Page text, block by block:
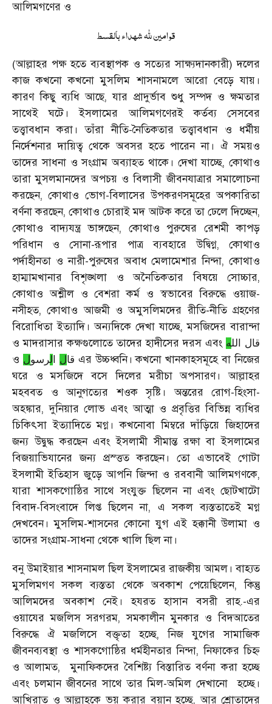
আলিমগণের ও
قوامين لله شهداء بالقسط
(আল্লাহর পক্ষ হতে ব্যবস্থাপক ও সত্যের সাক্ষ্যদানকারী) দলের
কাজ কখনো কখনো মুসলিম শাসনামলে আরো বেড়ে যায়।
কারণ কিছু ব্যধি আছে, যার প্রাদুর্ভাব শুধু সম্পদ ও ক্ষমতার
সাথেই ঘটে। ইসলামের আলিমগণেরই কর্তব্য সেসবের
তত্ত্বাবধান করা। তাঁরা নীতি-নৈতিকতার তত্ত্বাবধান ও ধর্মীয়
নির্দেশনার দায়িত্ব থেকে অবসর হতে পারেন না। ঐ সময়ও
তাদের সাধনা ও সংগ্রাম অব্যাহত থাকে। দেখা যাচ্ছে, কোথাও
তারা মুসলমানদের অপচয় ও বিলাসী জীবনযাত্রার সমালোচনা
করছেন, কোথাও ভোগ-বিলাসের উপকরণসমূহের অপকারিতা
বর্ণনা করছেন, কোথাও চোরাই মদ আটক করে তা ঢেলে দিচ্ছেন,
কোথাও বাদ্যযন্ত্র ভাঙ্গছেন, কোথাও পুরুষের রেশমী কাপড়
পরিধান ও সোনা-রূপার পাত্র ব্যবহারে উদ্বিগ্ন, কোথাও
পর্দাহীনতা ও নারী-পুরুষের অবাধ মেলামেশার নিন্দা, কোথাও
হাম্মামখানার বিশৃঙ্খলা ও অনৈতিকতার বিষয়ে সোচ্চার,
কোথাও অশ্লীল ও বেশরা কর্ম ও স্বভাবের বিরুদ্ধে ওয়াজ-
নসীহত, কোথাও আজমী ও অমুসলিমদের রীতি-নীতি গ্রহণের
বিরোধিতা ইত্যাদি। অন্যদিকে দেখা যাচ্ছে, মসজিদের বারান্দা
ও মাদরাসার কক্ষগুলোতে তাদের হাদীসের দরস এবং
قال الله
ও قال لرسول
এর উচ্চধ্বনি। কখনো খানকাহসমূহে বা নিজের
ঘরে ও মসজিদে বসে দিলের মরীচা অপসারণ। আল্লাহর
মহববত ও আনুগত্যের শওক সৃষ্টি। অন্তরের রোগ-হিংসা-
অহঙ্কার, দুনিয়ার লোভ এবং আত্মা ও প্রবৃত্তির বিভিন্ন ব্যধির
চিকিৎসা ইত্যাদিতে মগ্ন। কখনোবা মিম্বরে দাঁড়িয়ে জিহাদের
জন্য উদ্বুদ্ধ করছেন এবং ইসলামী সীমান্ত রক্ষা বা ইসলামের
বিজয়াভিযানের জন্য প্রস্ত্তত করছেন। তো এভাবেই গোটা
ইসলামী ইতিহাস জুড়ে আপনি জিন্দা ও রববানী আলিমগণকে,
যারা শাসকগোষ্ঠির সাথে সংযুক্ত ছিলেন না এবং ছোটখাটো
বিবাদ-বিসংবাদে লিপ্ত ছিলেন না, এ সকল ব্যস্ততাতেই মগ্ন
দেখবেন। মুসলিম-শাসনের কোনো যুগ এই হক্কানী উলামা ও
তাদের সংগ্রাম-সাধনা থেকে খালি ছিল না।
বনু উমাইয়ার শাসনামল ছিল ইসলামের রাজকীয় আমল। বাহ্যত
মুসলিমগণ সকল ব্যস্ততা থেকে অবকাশ পেয়েছিলেন, কিন্তু
আলিমদের অবকাশ নেই। হযরত হাসান বসরী রাহ.-এর
ওয়াযের মজলিস সরগরম, সমকালীন মুনকার ও বিদআতের
বিরুদ্ধে ঐ মজলিসে বক্তৃতা হচ্ছে, নিজ যুগের সামাজিক
জীবনব্যবস্থা ও শাসকগোষ্ঠির ধর্মহীনতার নিন্দা, নিফাকের চিহ্ন
ও আলামত,
মুনাফিকদের বৈশিষ্ট্য বিস্তারিত বর্ণনা করা হচ্ছে
এবং চলমান জীবনের সাথে তার মিল-অমিল দেখানো
হচ্ছে।
আখিরাত ও আল্লাহকে ভয় করার বয়ান হচ্ছে, আর শ্রোতাদের